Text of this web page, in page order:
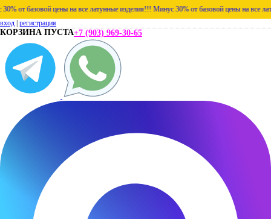
базовой цены на все латунные изделия!!! Минус 30% от базовой цены на все
вход регистрация
КОРЗИНА ПУСТА+7 (903) 969-30-65